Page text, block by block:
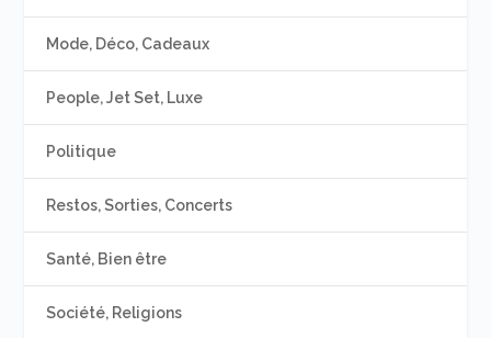
Mode, Déco, Cadeaux
People, Jet Set, Luxe
Politique
Restos, Sorties, Concerts
Santé, Bien être
Société, Religions